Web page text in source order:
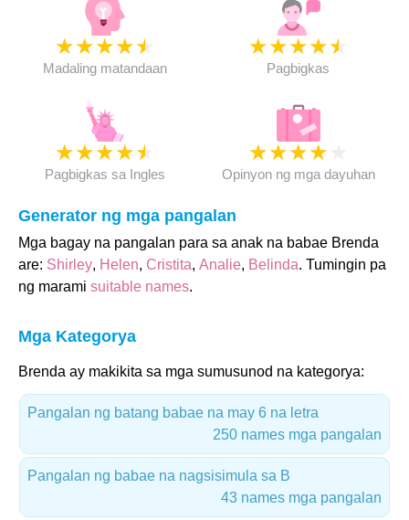
★★★★★
Madaling matandaan
★★★★★
Pagbigkas
★★★★★
Pagbigkas sa Ingles
★★★★
Opinyon ng mga dayuhan
Generator ng mga pangalan
Mga bagay na pangalan para sa anak na babae Brenda
are: Shirley, Helen, Cristita, Analie, Belinda. Tumingin pa
ng marami suitable names.
Mga Kategorya
Brenda ay makikita sa mga sumusunod na kategorya:
Pangalan ng batang babae na may 6 na letra
250 names mga pangalan
Pangalan ng babae na nagsisimula sa B
43 names mga pangalan